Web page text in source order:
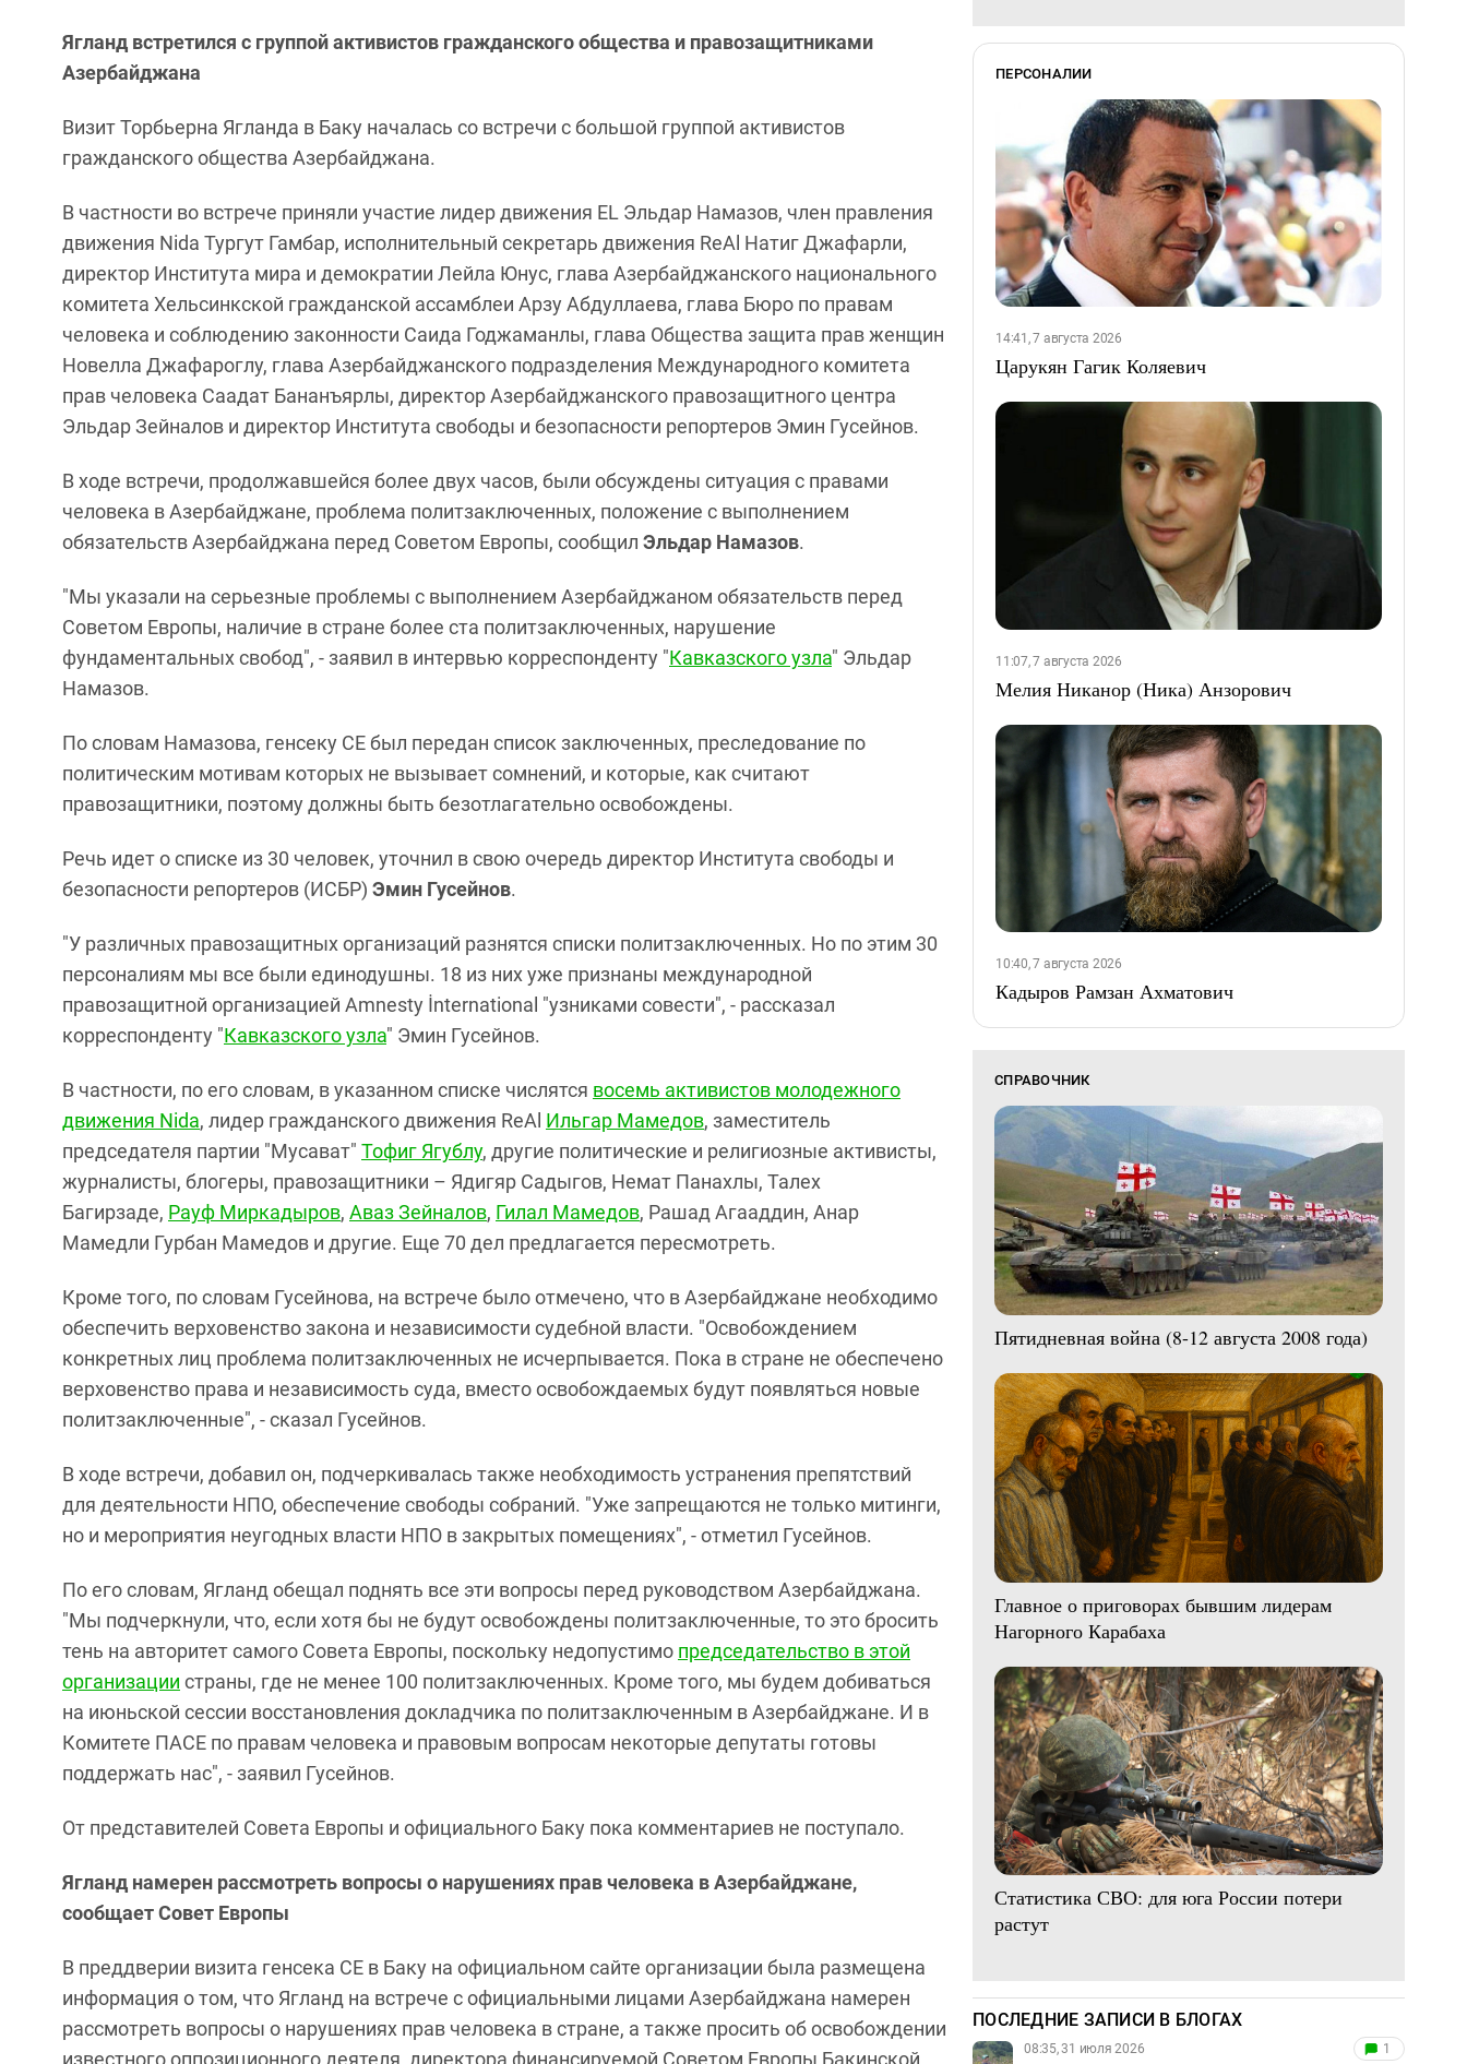
Ягланд встретился с группой активистов гражданского общества и правозащитниками
Азербайджана
Визит Торбьерна Ягланда в Баку началась со встречи с большой группой активистов
гражданского общества Азербайджана.
В частности во встрече приняли участие лидер движения EL Эльдар Намазов, член правления
движения Nida Тургут Гамбар, исполнительный секретарь движения ReAl Натиг Джафарли,
директор Института мира и демократии Лейла Юнус, глава Азербайджанского национального
комитета Хельсинкской гражданской ассамблеи Арзу Абдуллаева, глава Бюро по правам
человека и соблюдению законности Саида Годжаманлы, глава Общества защита прав женщин
Новелла Джафароглу, глава Азербайджанского подразделения Международного комитета
прав человека Саадат Бананъярлы, директор Азербайджанского правозащитного центра
Эльдар Зейналов и директор Института свободы и безопасности репортеров Эмин Гусейнов.
В ходе встречи, продолжавшейся более двух часов, были обсуждены ситуация с правами
человека в Азербайджане, проблема политзаключенных, положение с выполнением
обязательств Азербайджана перед Советом Европы, сообщил Эльдар Намазов.
"Мы указали на серьезные проблемы с выполнением Азербайджаном обязательств перед
Советом Европы, наличие в стране более ста политзаключенных, нарушение
фундаментальных свобод", - заявил в интервью корреспонденту "Кавказского узла" Эльдар
Намазов.
По словам Намазова, генсеку СЕ был передан список заключенных, преследование по
политическим мотивам которых не вызывает сомнений, и которые, как считают
правозащитники, поэтому должны быть безотлагательно освобождены.
Речь идет о списке из 30 человек, уточнил в свою очередь директор Института свободы и
безопасности репортеров (ИСБР) Эмин Гусейнов.
"У различных правозащитных организаций разнятся списки политзаключенных. Но по этим 30
персоналиям мы все были единодушны. 18 из них уже признаны международной
правозащитной организацией Amnesty İnternational "узниками совести", - рассказал
корреспонденту "Кавказского узла" Эмин Гусейнов.
В частности, по его словам, в указанном списке числятся восемь активистов молодежного
движения Nida, лидер гражданского движения ReAl Ильгар Мамедов, заместитель
председателя партии "Мусават" Тофиг Ягублу, другие политические и религиозные активисты,
журналисты, блогеры, правозащитники – Ядигяр Садыгов, Немат Панахлы, Талех
Багирзаде, Рауф Миркадыров, Аваз Зейналов, Гилал Мамедов, Рашад Агааддин, Анар
Мамедли Гурбан Мамедов и другие. Еще 70 дел предлагается пересмотреть.
Кроме того, по словам Гусейнова, на встрече было отмечено, что в Азербайджане необходимо
обеспечить верховенство закона и независимости судебной власти. "Освобождением
конкретных лиц проблема политзаключенных не исчерпывается. Пока в стране не обеспечено
верховенство права и независимость суда, вместо освобождаемых будут появляться новые
политзаключенные", - сказал Гусейнов.
В ходе встречи, добавил он, подчеркивалась также необходимость устранения препятствий
для деятельности НПО, обеспечение свободы собраний. "Уже запрещаются не только митинги,
но и мероприятия неугодных власти НПО в закрытых помещениях", - отметил Гусейнов.
По его словам, Ягланд обещал поднять все эти вопросы перед руководством Азербайджана.
"Мы подчеркнули, что, если хотя бы не будут освобождены политзаключенные, то это бросить
тень на авторитет самого Совета Европы, поскольку недопустимо председательство в этой
организации страны, где не менее 100 политзаключенных. Кроме того, мы будем добиваться
на июньской сессии восстановления докладчика по политзаключенным в Азербайджане. И в
Комитете ПАСЕ по правам человека и правовым вопросам некоторые депутаты готовы
поддержать нас", - заявил Гусейнов.
От представителей Совета Европы и официального Баку пока комментариев не поступало.
Ягланд намерен рассмотреть вопросы о нарушениях прав человека в Азербайджане,
сообщает Совет Европы
В преддверии визита генсека СЕ в Баку на официальном сайте организации была размещена
информация о том, что Ягланд на встрече с официальными лицами Азербайджана намерен
рассмотреть вопросы о нарушениях прав человека в стране, а также просить об освобождении
известного оппозиционного деятеля, директора финансируемой Советом Европы Бакинской
ПЕРСОНАЛИИ
14:41, 7 августа 2026
Царукян Гагик Коляевич
11:07, 7 августа 2026
Мелия Никанор (Ника) Анзорович
10:40, 7 августа 2026
Кадыров Рамзан Ахматович
СПРАВОЧНИК
Пятидневная война (8-12 августа 2008 года)
Главное о приговорах бывшим лидерам
Нагорного Карабаха
Статистика СВО: для юга России потери
растут
ПОСЛЕДНИЕ ЗАПИСИ В БЛОГАХ
08:35, 31 июля 2026 1